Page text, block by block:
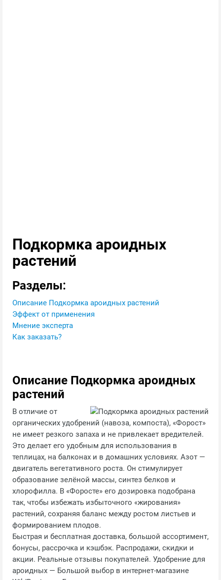
Подкормка ароидных
растений
Разделы:
Описание Подкормка ароидных растений
Эффект от применения
Мнение эксперта
Как заказать?
Описание Подкормка ароидных
растений
В отличие от
органических удобрений (навоза, компоста), «Форост»
не имеет резкого запаха и не привлекает вредителей.
Это делает его удобным для использования в
теплицах, на балконах и в домашних условиях. Азот —
двигатель вегетативного роста. Он стимулирует
образование зелёной массы, синтез белков и
хлорофилла. В «Форосте» его дозировка подобрана
так, чтобы избежать избыточного «жирования»
растений, сохраняя баланс между ростом листьев и
формированием плодов.
Быстрая и бесплатная доставка, большой ассортимент,
бонусы, рассрочка и кэшбэк. Распродажи, скидки и
акции. Реальные отзывы покупателей. Удобрение для
ароидных — Большой выбор в интернет-магазине